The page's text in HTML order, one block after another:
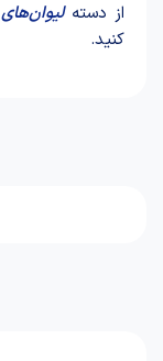
از دسته
کنید.